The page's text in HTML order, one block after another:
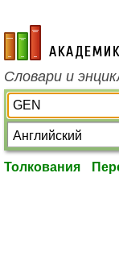
academic.ru
Словари и
Толкования